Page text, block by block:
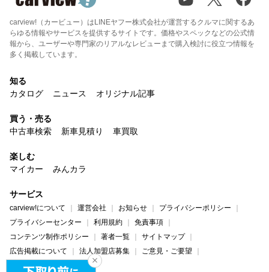
carview!（カービュー）はLINEヤフー株式会社が運営するクルマに関するあ
らゆる情報やサービスを提供するサイトです。価格やスペックなどの公式情
報から、ユーザーや専門家のリアルなレビューまで購入検討に役立つ情報を
多く掲載しています。
知る
カタログ
ニュース オリジナル記事
買う・売る
中古車検索
新車見積り 車買取
楽しむ
マイカー
みんカラ
サービス
carview!について 運営会社 お知らせ
プライバシーポリシー
プライバシーセンター
利用規約
免責事項
コンテンツ制作ポリシー
著者一覧
サイトマップ
広告掲載について
法人加盟店募集
ご意見・ご要望
ヘルプ・お問い合わせ